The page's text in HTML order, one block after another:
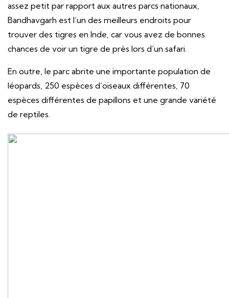
assez petit par rapport aux autres parcs nationaux,
Bandhavgarh est l’un des meilleurs endroits pour
trouver des tigres en Inde, car vous avez de bonnes
chances de voir un tigre de près lors d’un safari.
En outre, le parc abrite une importante population de
léopards, 250 espèces d’oiseaux différentes, 70
espèces différentes de papillons et une grande variété
de reptiles.